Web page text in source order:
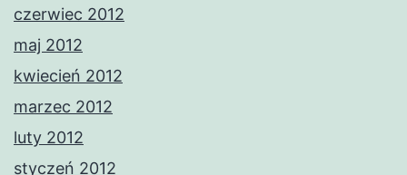
czerwiec 2012
maj 2012
kwiecień 2012
marzec 2012
luty 2012
styczeń 2012